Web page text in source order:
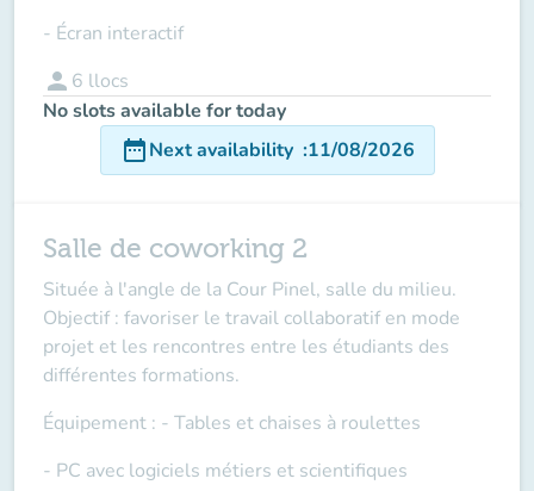
- Écran interactif
person 6 llocs
No slots available for today
date_rangeNext availability :11/08/2026
Salle de coworking 2
Située à l'angle de la Cour Pinel, salle du milieu.
Objectif : favoriser le travail collaboratif en mode
projet et les rencontres entre les étudiants des
différentes formations.
Équipement : - Tables et chaises à roulettes
- PC avec logiciels métiers et scientifiques